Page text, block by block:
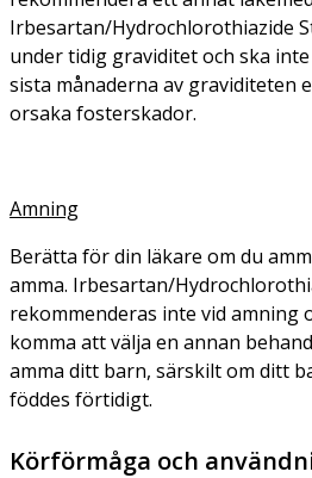
Irbesartan/Hydrochlorothiazide
under tidig graviditet och ska
sista månaderna av graviditeten
orsaka fosterskador.
Amning
Berätta för din läkare om du
amma. Irbesartan/
rekommenderas inte vid amning
komma att välja en annan
amma ditt barn, särskilt om ditt
föddes förtidigt.
Körförmåga och